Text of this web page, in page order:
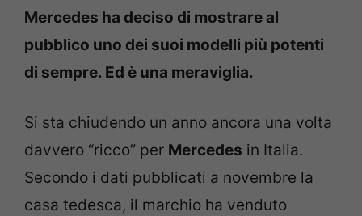
Mercedes ha deciso di mostrare al
pubblico uno dei suoi modelli più potenti
di sempre. Ed è una meraviglia.
Si sta chiudendo un anno ancora una volta
davvero “ricco” per Mercedes in Italia.
Secondo i dati pubblicati a novembre la
casa tedesca, il marchio ha venduto